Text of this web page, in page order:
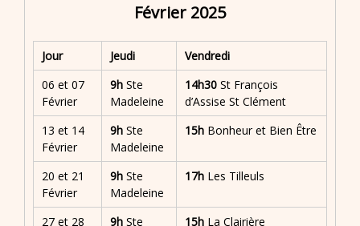
Février 2025
Jour Jeudi
Vendredi
06 et 07
Février
9h Ste
Madeleine
14h30 St François
d’Assise St Clément
13 et 14
Février
9h Ste
Madeleine
15h Bonheur et Bien Être
20 et 21
Février
9h Ste
Madeleine
17h Les Tilleuls
27 et 28
9h Ste
15h La Clairière